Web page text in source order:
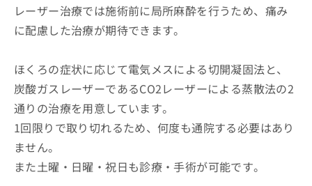
レーザー治療では施術前に局所麻酔を行うため、痛み
に配慮した治療が期待できます。
ほくろの症状に応じて電気メスによる切開凝固法と、
炭酸ガスレーザーであるCO2レーザーによる蒸散法の2
通りの治療を用意しています。
1回限りで取り切れるため、何度も通院する必要はあり
ません。
また土曜・日曜・祝日も診療・手術が可能です。